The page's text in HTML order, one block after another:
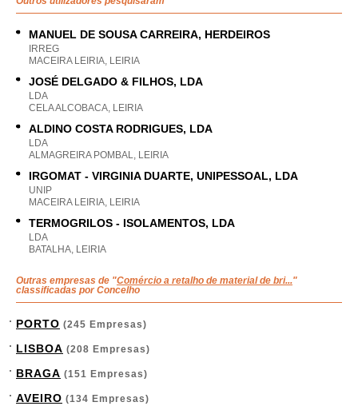
MANUEL DE SOUSA CARREIRA, HERDEIROS
IRREG
MACEIRA LEIRIA, LEIRIA
JOSÉ DELGADO & FILHOS, LDA
LDA
CELA ALCOBACA, LEIRIA
ALDINO COSTA RODRIGUES, LDA
LDA
ALMAGREIRA POMBAL, LEIRIA
IRGOMAT - VIRGINIA DUARTE, UNIPESSOAL, LDA
UNIP
MACEIRA LEIRIA, LEIRIA
TERMOGRILOS - ISOLAMENTOS, LDA
LDA
BATALHA, LEIRIA
Outras empresas de "Comércio a retalho de material de bri..."
classificadas por Concelho
PORTO (245 Empresas)
LISBOA (208 Empresas)
BRAGA (151 Empresas)
AVEIRO (134 Empresas)